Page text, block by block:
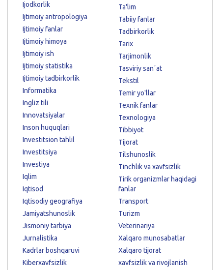
Ijodkorlik
Ijtimoiy antropologiya
Ijtimoiy fanlar
Ijtimoiy himoya
Ijtimoiy ish
Ijtimoiy statistika
Ijtimoiy tadbirkorlik
Informatika
Ingliz tili
Innovatsiyalar
Inson huquqlari
Investitsion tahlil
Investitsiya
Investiya
Iqlim
Iqtisod
Iqtisodiy geografiya
Jamiyatshunoslik
Jismoniy tarbiya
Jurnalistika
Kadrlar boshqaruvi
Kiberxavfsizlik
Ta'lim
Tabiiy fanlar
Tadbirkorlik
Tarix
Tarjimonlik
Tasviriy sanʼat
Tekstil
Temir yo'llar
Texnik fanlar
Texnologiya
Tibbiyot
Tijorat
Tilshunoslik
Tinchlik va xavfsizlik
Tirik organizmlar haqidagi
fanlar
Transport
Turizm
Veterinariya
Xalqaro munosabatlar
Xalqaro tijorat
xavfsizlik va rivojlanish